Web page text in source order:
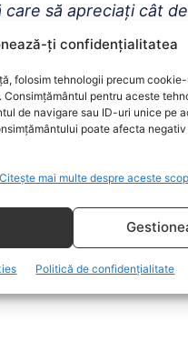
ți confidențialitatea
folosim tehnologii precum
pentru aceste
de navigare sau ID-uri unice pe
poate afecta
Citește mai multe despre aceste
Politică de confidențialitate
care să apreciaţi cât de
când într-o
Atât mi-a spus –
cursul acestei nopţi, la
de TBC activ. A
este activitatea de
la pensia medie”.
„clară în favoarea